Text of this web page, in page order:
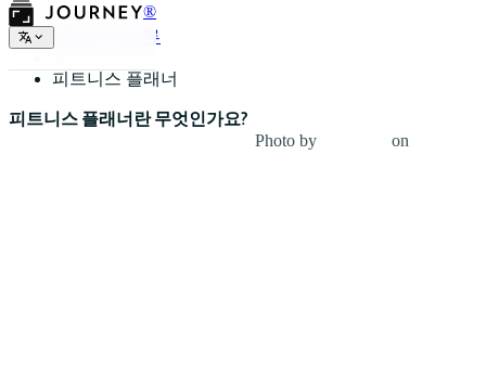
®
플래너의 종류
피트니스 플래너
피트니스 플래너란 무엇인가요?
Photo by on